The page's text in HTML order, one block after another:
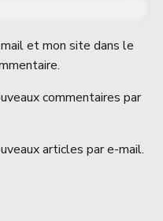
et mon site dans le
commentaires par
articles par e-mail.